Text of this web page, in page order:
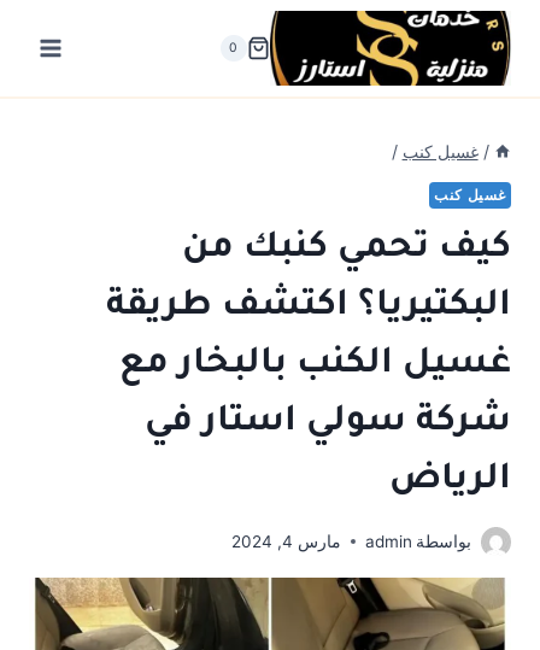
التجاوز
المحتوى
0
/ غسيل كنب /
غسيل كنب
كيف تحمي كنبك من
البكتيريا؟ اكتشف طريقة
غسيل الكنب بالبخار مع
شركة سولي استار في
الرياض
بواسطة admin مارس 4, 2024